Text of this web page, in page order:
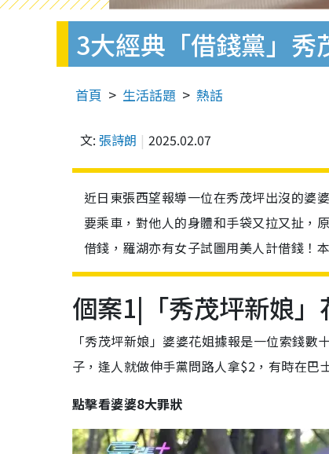
3大經典「借錢黨」
首頁 生活話題 熱話
文: 張詩朗 2025.02.07
近日東張西望報導一位在秀茂坪出沒的婆
要乘車，對他人的身體和手袋又拉又扯，
借錢，羅湖亦有女子試圖用美人計借錢！
個案1|「秀茂坪新娘
「秀茂坪新娘」婆婆花姐據報是一位索錢
子，逢人就做伸手黨問路人拿$2，有時在巴
點擊看婆婆8大罪狀